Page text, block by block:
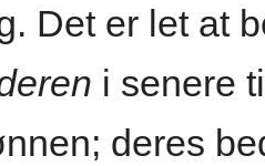
Det er let at
i senere
deres